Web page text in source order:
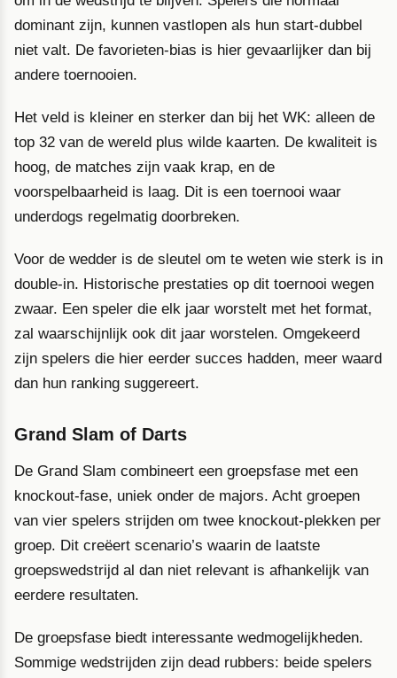
dominant zijn, kunnen vastlopen als hun start-dubbel
niet valt. De favorieten-bias is hier gevaarlijker dan bij
andere toernooien.
Het veld is kleiner en sterker dan bij het WK: alleen de
top 32 van de wereld plus wilde kaarten. De kwaliteit is
hoog, de matches zijn vaak krap, en de
voorspelbaarheid is laag. Dit is een toernooi waar
underdogs regelmatig doorbreken.
Voor de wedder is de sleutel om te weten wie sterk is in
double-in. Historische prestaties op dit toernooi wegen
zwaar. Een speler die elk jaar worstelt met het format,
zal waarschijnlijk ook dit jaar worstelen. Omgekeerd
zijn spelers die hier eerder succes hadden, meer waard
dan hun ranking suggereert.
Grand Slam of Darts
De Grand Slam combineert een groepsfase met een
knockout-fase, uniek onder de majors. Acht groepen
van vier spelers strijden om twee knockout-plekken per
groep. Dit creëert scenario’s waarin de laatste
groepswedstrijd al dan niet relevant is afhankelijk van
eerdere resultaten.
De groepsfase biedt interessante wedmogelijkheden.
Sommige wedstrijden zijn dead rubbers: beide spelers